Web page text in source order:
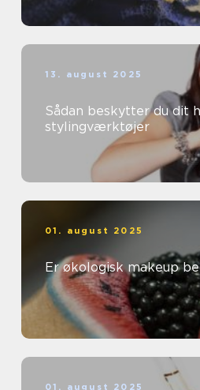
13. august 2025
Sådan beskytter du dit
stylingværktøjer
01. august 2025
Er økologisk makeup
01. august 2025